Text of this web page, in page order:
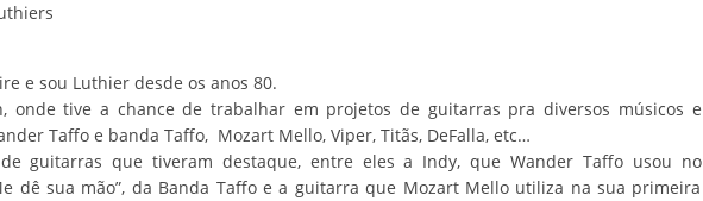
e sou Luthier desde os anos 80.
onde tive a chance de trabalhar em projetos de guitarras pra diversos músicos e
Taffo e banda Taffo, Mozart Mello, Viper, Titãs, DeFalla, etc…
guitarras que tiveram destaque, entre eles a Indy, que Wander Taffo usou no
dê sua mão”, da Banda Taffo e a guitarra que Mozart Mello utiliza na sua primeira